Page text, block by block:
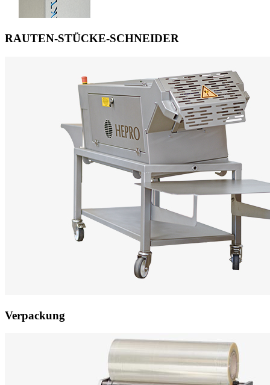
RAUTEN-STÜCKE-SCHNEIDER
Verpackung